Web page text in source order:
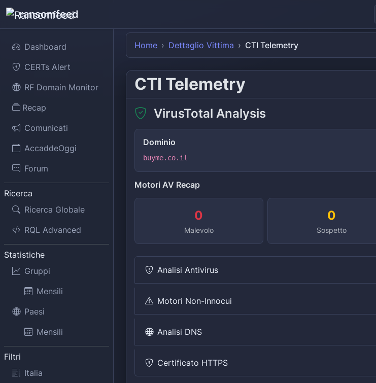
ransomfeed
Dashboard
CERTs Alert
RF Domain Monitor
Recap
Comunicati
AccaddeOggi
Forum
Ricerca
Ricerca Globale
RQL Advanced
Statistiche
Gruppi
Mensili
Paesi
Mensili
Filtri
Italia
Home Dettaglio Vittima CTI Telemetry
CTI Telemetry
VirusTotal Analysis
Dominio
buyme.co.il
Motori AV Recap
0
Malevolo
0
Sospetto
Analisi Antivirus
Motori Non-Innocui
Analisi DNS
Certificato HTTPS